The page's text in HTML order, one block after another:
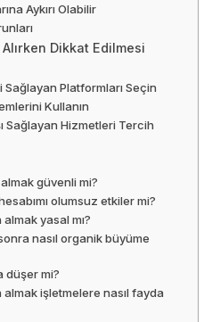
Aykırı Olabilir
Dikkat Edilmesi
Platformları Seçin
Kullanın
Sağlayan Hizmetleri Tercih
güvenli mi?
olumsuz etkiler mi?
yasal mı?
nasıl organik büyüme
düşer mi?
işletmelere nasıl fayda